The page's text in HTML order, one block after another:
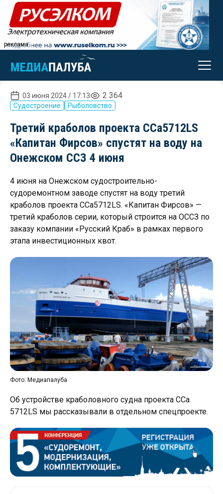
реклама
03 июня 2024 / 17:13 2 364
Судостроение Рыболовство
Третий краболов проекта CCa5712LS
«Капитан Фирсов» спустят на воду на
Онежском ССЗ 4 июня
4 июня на Онежском судостроительно-
судоремонтном заводе спустят на воду третий
краболов проекта CCa5712LS. «Капитан Фирсов» —
третий краболов серии, который строится на ОССЗ по
заказу компании «Русский Краб» в рамках первого
этапа инвестиционных квот.
Фото: Медиапалуба
Об устройстве краболовного судна проекта CCa
5712LS мы рассказывали в отдельном спецпроекте.